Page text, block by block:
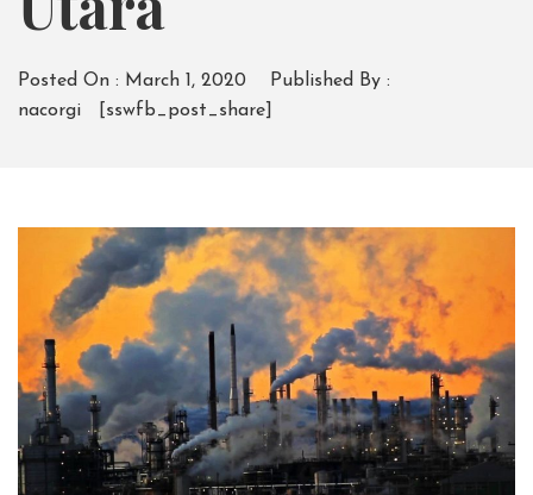
Posted On : March 1, 2020
Published By :
nacorgi
[sswfb_post_share]